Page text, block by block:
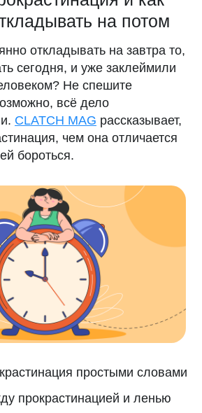
на потом
откладывать на завтра то,
сегодня, и уже заклеймили
Не спешите
всё дело
CLATCH MAG рассказывает,
чем она отличается
бороться.
простыми словами
прокрастинацией и ленью